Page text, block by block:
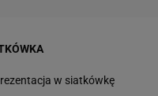
w siatkówkę